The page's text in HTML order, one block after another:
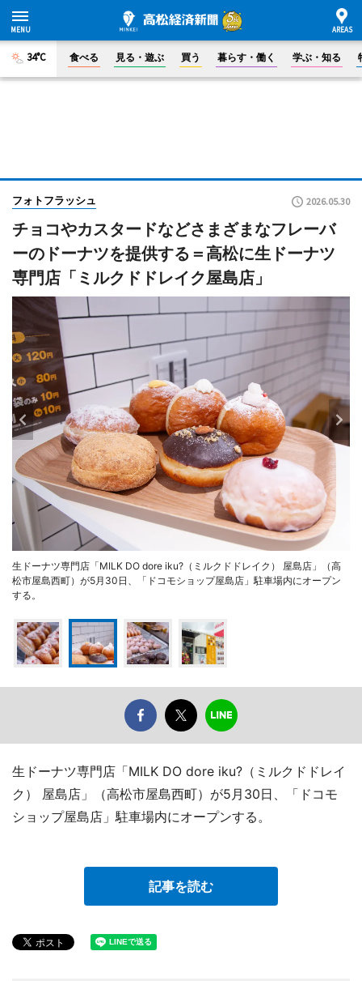
34°C 食べる 見る・遊ぶ 買う 暮らす・働く 学ぶ・知る
フォトフラッシュ 2026.05.30
チョコやカスタードなどさまざまなフレーバ
ーのドーナツを提供する＝高松に生ドーナツ
専門店「ミルクドドレイク屋島店」
生ドーナツ専門店「MILK DO dore iku?（ミルクドドレイク） 屋島店」（高
松市屋島西町）が5月30日、「ドコモショップ屋島店」駐車場内にオープン
する。
生ドーナツ専門店「MILK DO dore iku?（ミルクドドレイ
ク） 屋島店」（高松市屋島西町）が5月30日、「ドコモ
ショップ屋島店」駐車場内にオープンする。
記事を読む